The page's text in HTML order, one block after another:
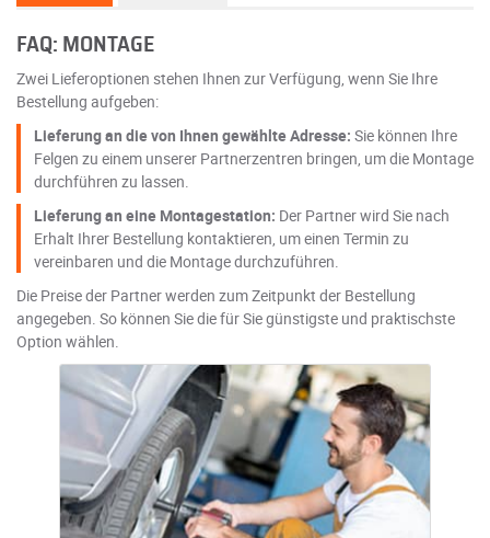
FAQ: MONTAGE
Zwei Lieferoptionen stehen Ihnen zur Verfügung, wenn Sie Ihre
Bestellung aufgeben:
Lieferung an die von Ihnen gewählte Adresse: Sie können Ihre
Felgen zu einem unserer Partnerzentren bringen, um die Montage
durchführen zu lassen.
Lieferung an eine Montagestation: Der Partner wird Sie nach
Erhalt Ihrer Bestellung kontaktieren, um einen Termin zu
vereinbaren und die Montage durchzuführen.
Die Preise der Partner werden zum Zeitpunkt der Bestellung
angegeben. So können Sie die für Sie günstigste und praktischste
Option wählen.